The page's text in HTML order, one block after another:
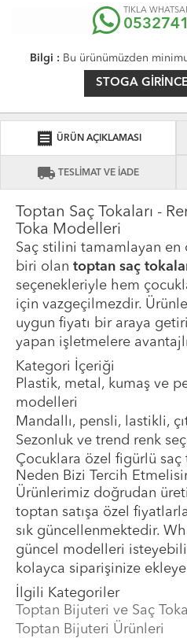
TIKLA
Bilgi : Bu ürünümüzden
STOGA
receipt ÜRÜN AÇIKLAMASI
local_shipping TESLİMAT VE İADE
Toptan Saç Tokaları -
Toka Modelleri
Saç stilini tamamlayan en
biri olan toptan saç
seçenekleriyle hem
için vazgeçilmezdir.
uygun fiyatı bir araya
yapan işletmelere
Kategori İçeriği
Plastik, metal, kumaş ve
modelleri
Mandallı, pensli, lastikli,
Sezonluk ve trend renk
Çocuklara özel figürlü saç
Neden Bizi Tercih
Ürünlerimiz doğrudan
toptan satışa özel
sık güncellenmektedir.
güncel modelleri
kolayca siparişinize
İlgili Kategoriler
Toptan Bijuteri ve Saç
Toptan Bijuteri Ürünleri